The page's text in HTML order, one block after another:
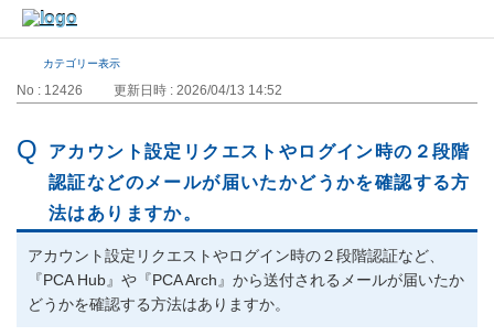
カテゴリー表示
No : 12426 更新日時 : 2026/04/13 14:52
アカウント設定リクエストやログイン時の２段階
認証などのメールが届いたかどうかを確認する方
法はありますか。
アカウント設定リクエストやログイン時の２段階認証など、
『PCA Hub』や『PCA Arch』から送付されるメールが届いたか
どうかを確認する方法はありますか。